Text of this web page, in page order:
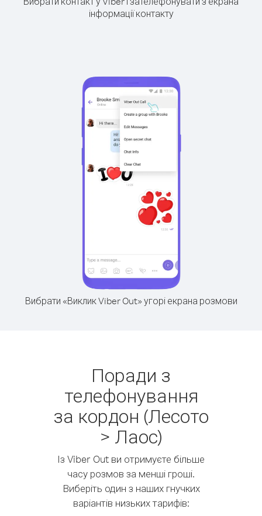
інформації контакту
Вибрати «Виклик Viber Out» угорі екрана розмови
Поради з
телефонування
за кордон (Лесото
> Лаос)
Із Viber Out ви отримуєте більше
часу розмов за менші гроші.
Виберіть один з наших гнучких
варіантів низьких тарифів: